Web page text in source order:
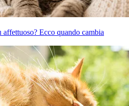
Ecco quando cambia